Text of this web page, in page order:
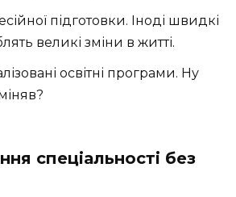
підготовки. Іноді швидкі
великі зміни в житті.
освітні програми. Ну
спеціальності без